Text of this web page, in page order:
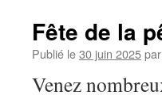
Fête de la
Publié le30 juin 2025par
Venez